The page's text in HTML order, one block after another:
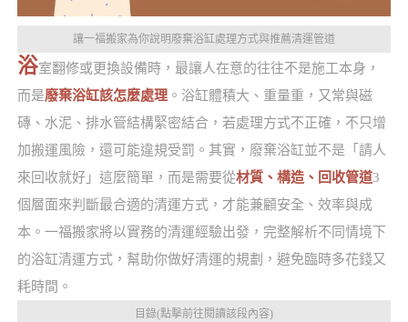
讓一福搬家為你說明廢棄浴缸處理方式與推薦清運管道
浴室翻修或更換設備時，最讓人在意的往往不是施工本身，
而是廢棄浴缸該怎麼處理。浴缸體積大、重量重，又常與磁
磚、水泥、排水管結構緊密結合，若處理方式不正確，不只增
加搬運風險，還可能違規受罰。其實，廢棄浴缸並不是「請人
來回收就好」這麼簡單，而是需要從材質、構造、回收管道3
個層面來判斷最合適的清運方式，才能兼顧安全、效率與成
本。一福搬家將以實務的清運經驗出發，完整解析不同情境下
的浴缸清運方式，幫助你做好清運的規劃，避免臨時多花錢又
耗時間。
目錄(點擊前往閱讀該段內容)